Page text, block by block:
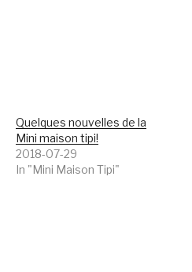
Quelques nouvelles de la
Mini maison tipi!
2018-07-29
In "Mini Maison Tipi"